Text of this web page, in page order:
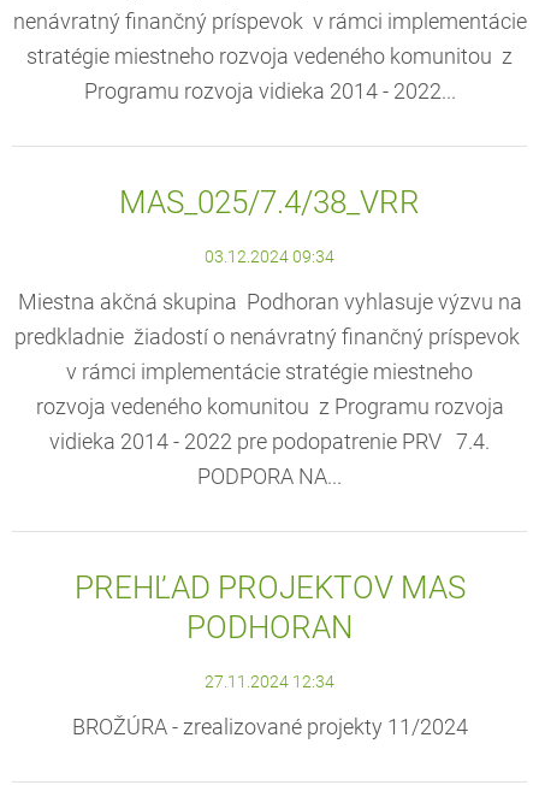
nenávratný finančný príspevok v rámci implementácie
stratégie miestneho rozvoja vedeného komunitou z
Programu rozvoja vidieka 2014 - 2022...
MAS_025/7.4/38_VRR
03.12.2024 09:34
Miestna akčná skupina Podhoran vyhlasuje výzvu na
predkladnie žiadostí o nenávratný finančný príspevok
v rámci implementácie stratégie miestneho
rozvoja vedeného komunitou z Programu rozvoja
vidieka 2014 - 2022 pre podopatrenie PRV 7.4.
PODPORA NA...
PREHĽAD PROJEKTOV MAS
PODHORAN
27.11.2024 12:34
BROŽÚRA - zrealizované projekty 11/2024